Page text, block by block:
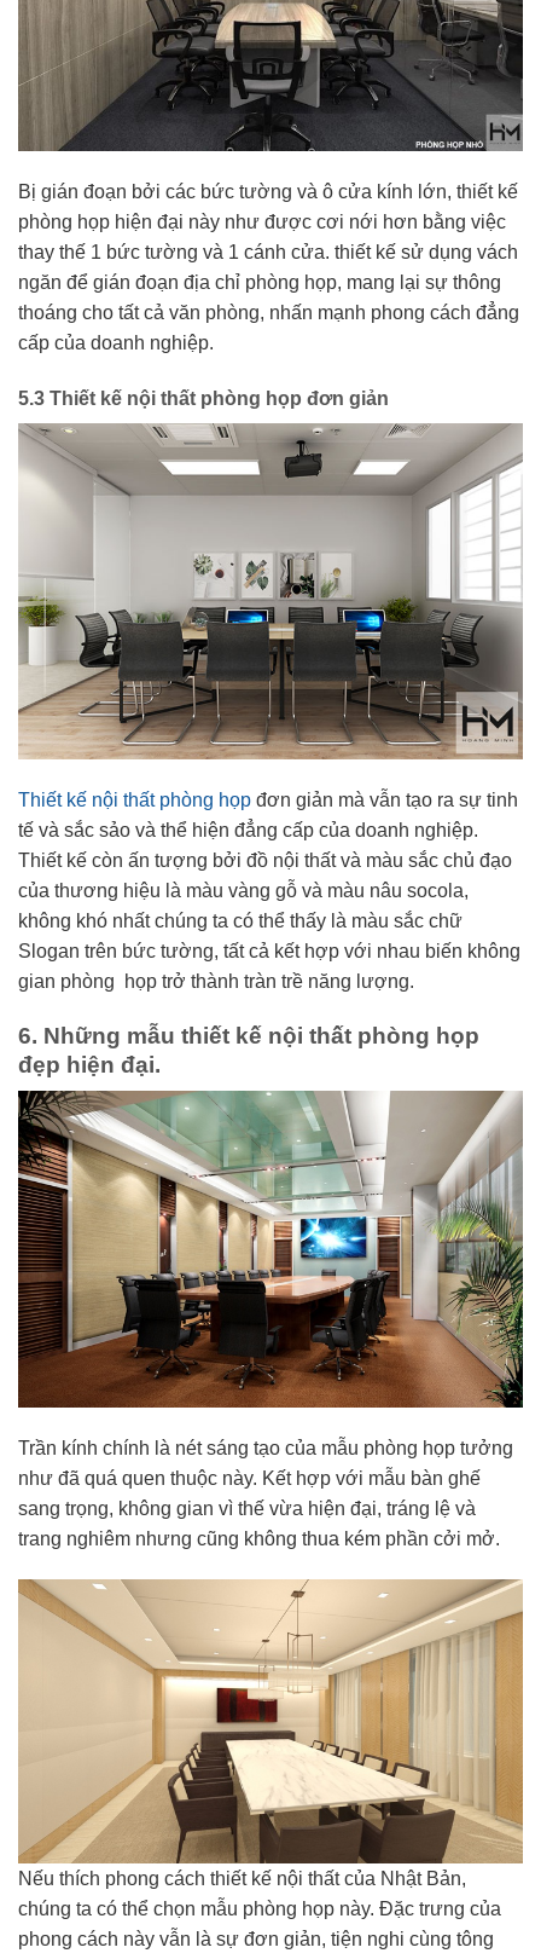
Bị gián đoạn bởi các bức tường và ô cửa kính lớn, thiết kế
phòng họp hiện đại này như được cơi nới hơn bằng việc
thay thế 1 bức tường và 1 cánh cửa. thiết kế sử dụng vách
ngăn để gián đoạn địa chỉ phòng họp, mang lại sự thông
thoáng cho tất cả văn phòng, nhấn mạnh phong cách đẳng
cấp của doanh nghiệp.
5.3 Thiết kế nội thất phòng họp đơn giản
Thiết kế nội thất phòng họp đơn giản mà vẫn tạo ra sự tinh
tế và sắc sảo và thể hiện đẳng cấp của doanh nghiệp.
Thiết kế còn ấn tượng bởi đồ nội thất và màu sắc chủ đạo
của thương hiệu là màu vàng gỗ và màu nâu socola,
không khó nhất chúng ta có thể thấy là màu sắc chữ
Slogan trên bức tường, tất cả kết hợp với nhau biến không
gian phòng họp trở thành tràn trề năng lượng.
6. Những mẫu thiết kế nội thất phòng họp
đẹp hiện đại.
Trần kính chính là nét sáng tạo của mẫu phòng họp tưởng
như đã quá quen thuộc này. Kết hợp với mẫu bàn ghế
sang trọng, không gian vì thế vừa hiện đại, tráng lệ và
trang nghiêm nhưng cũng không thua kém phần cởi mở.
Nếu thích phong cách thiết kế nội thất của Nhật Bản,
chúng ta có thể chọn mẫu phòng họp này. Đặc trưng của
phong cách này vẫn là sự đơn giản, tiện nghi cùng tông